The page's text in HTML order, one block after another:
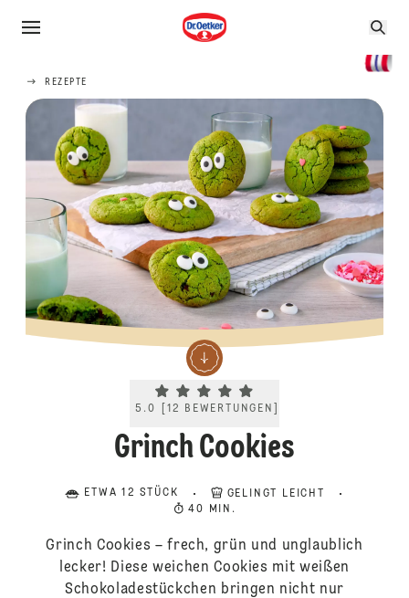
REZEPTE
Current rating 5.0. Click to rate.
5.0 12 BEWERTUNGEN
Grinch Cookies
ETWA 12 STÜCK
GELINGT LEICHT
40 MIN.
Grinch Cookies – frech, grün und unglaublich
lecker! Diese weichen Cookies mit weißen
Schokoladestückchen bringen nicht nur